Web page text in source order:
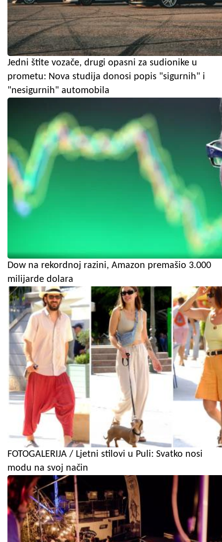
Jedni štite vozače, drugi opasni za sudionike u
prometu: Nova studija donosi popis "sigurnih" i
"nesigurnih" automobila
Dow na rekordnoj razini, Amazon premašio 3.000
milijarde dolara
FOTOGALERIJA / Ljetni stilovi u Puli: Svatko nosi
modu na svoj način